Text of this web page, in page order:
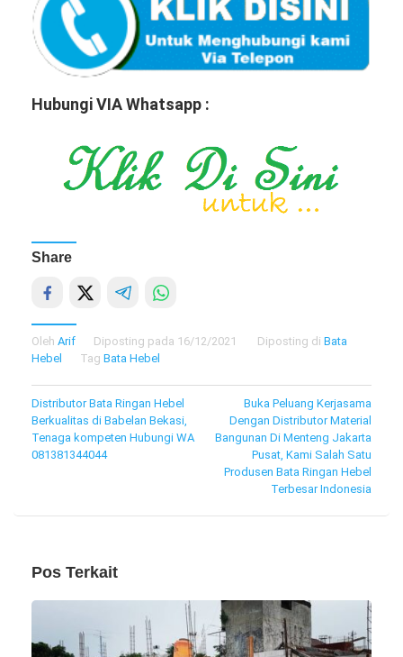
Hubungi VIA Whatsapp :
Share
Oleh Arif Diposting pada 16/12/2021 Diposting di Bata
Hebel
Tag Bata Hebel
Navigasi
pos
Distributor Bata Ringan Hebel
Berkualitas di Babelan Bekasi,
Tenaga kompeten Hubungi WA
081381344044
Buka Peluang Kerjasama
Dengan Distributor Material
Bangunan Di Menteng Jakarta
Pusat, Kami Salah Satu
Produsen Bata Ringan Hebel
Terbesar Indonesia
Pos Terkait